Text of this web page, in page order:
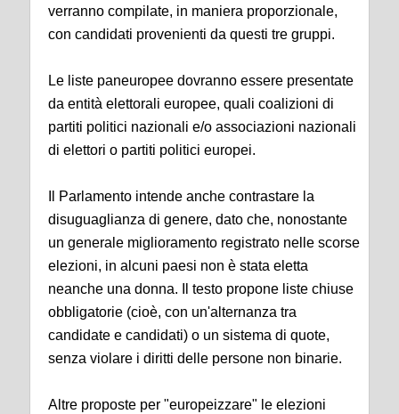
verranno compilate, in maniera proporzionale,
con candidati provenienti da questi tre gruppi.
Le liste paneuropee dovranno essere presentate
da entità elettorali europee, quali coalizioni di
partiti politici nazionali e/o associazioni nazionali
di elettori o partiti politici europei.
Il Parlamento intende anche contrastare la
disuguaglianza di genere, dato che, nonostante
un generale miglioramento registrato nelle scorse
elezioni, in alcuni paesi non è stata eletta
neanche una donna. Il testo propone liste chiuse
obbligatorie (cioè, con un'alternanza tra
candidate e candidati) o un sistema di quote,
senza violare i diritti delle persone non binarie.
Altre proposte per "europeizzare" le elezioni